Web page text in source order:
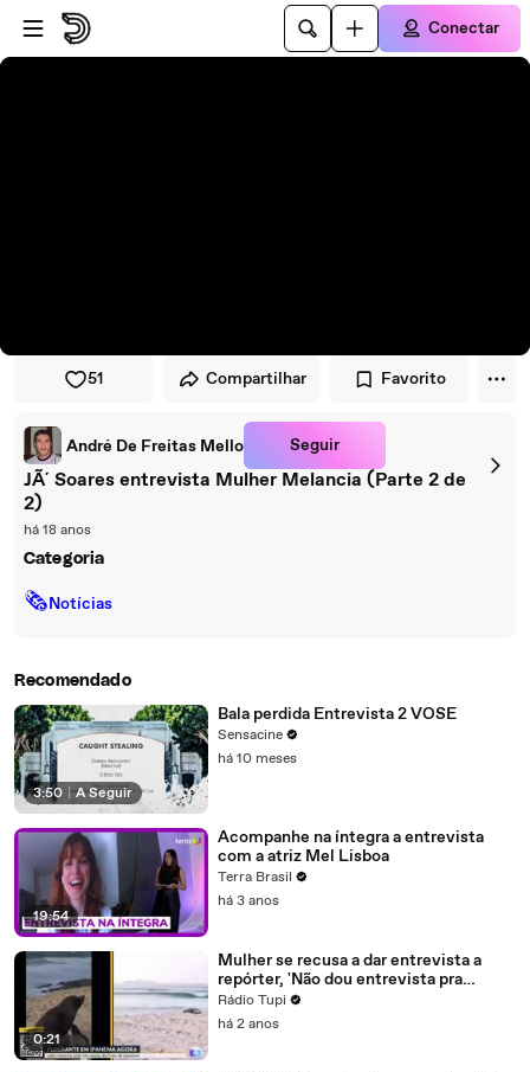
Pular para o player
Ir para o conteúdo principal
Conectar
51 Compartilhar Favorito
André De Freitas Mello Seguir
JÃ´ Soares entrevista Mulher Melancia (Parte 2 de
2)
há 18 anos
Categoria
🗞Notícias
Recomendado
3:50 A Seguir
Bala perdida Entrevista 2 VOSE
Sensacine
há 10 meses
19:54
Acompanhe na íntegra a entrevista
com a atriz Mel Lisboa
Terra Brasil
há 3 anos
0:21
Mulher se recusa a dar entrevista a
repórter, 'Não dou entrevista pra
GloboNews nem pra Globo'
Rádio Tupi
há 2 anos